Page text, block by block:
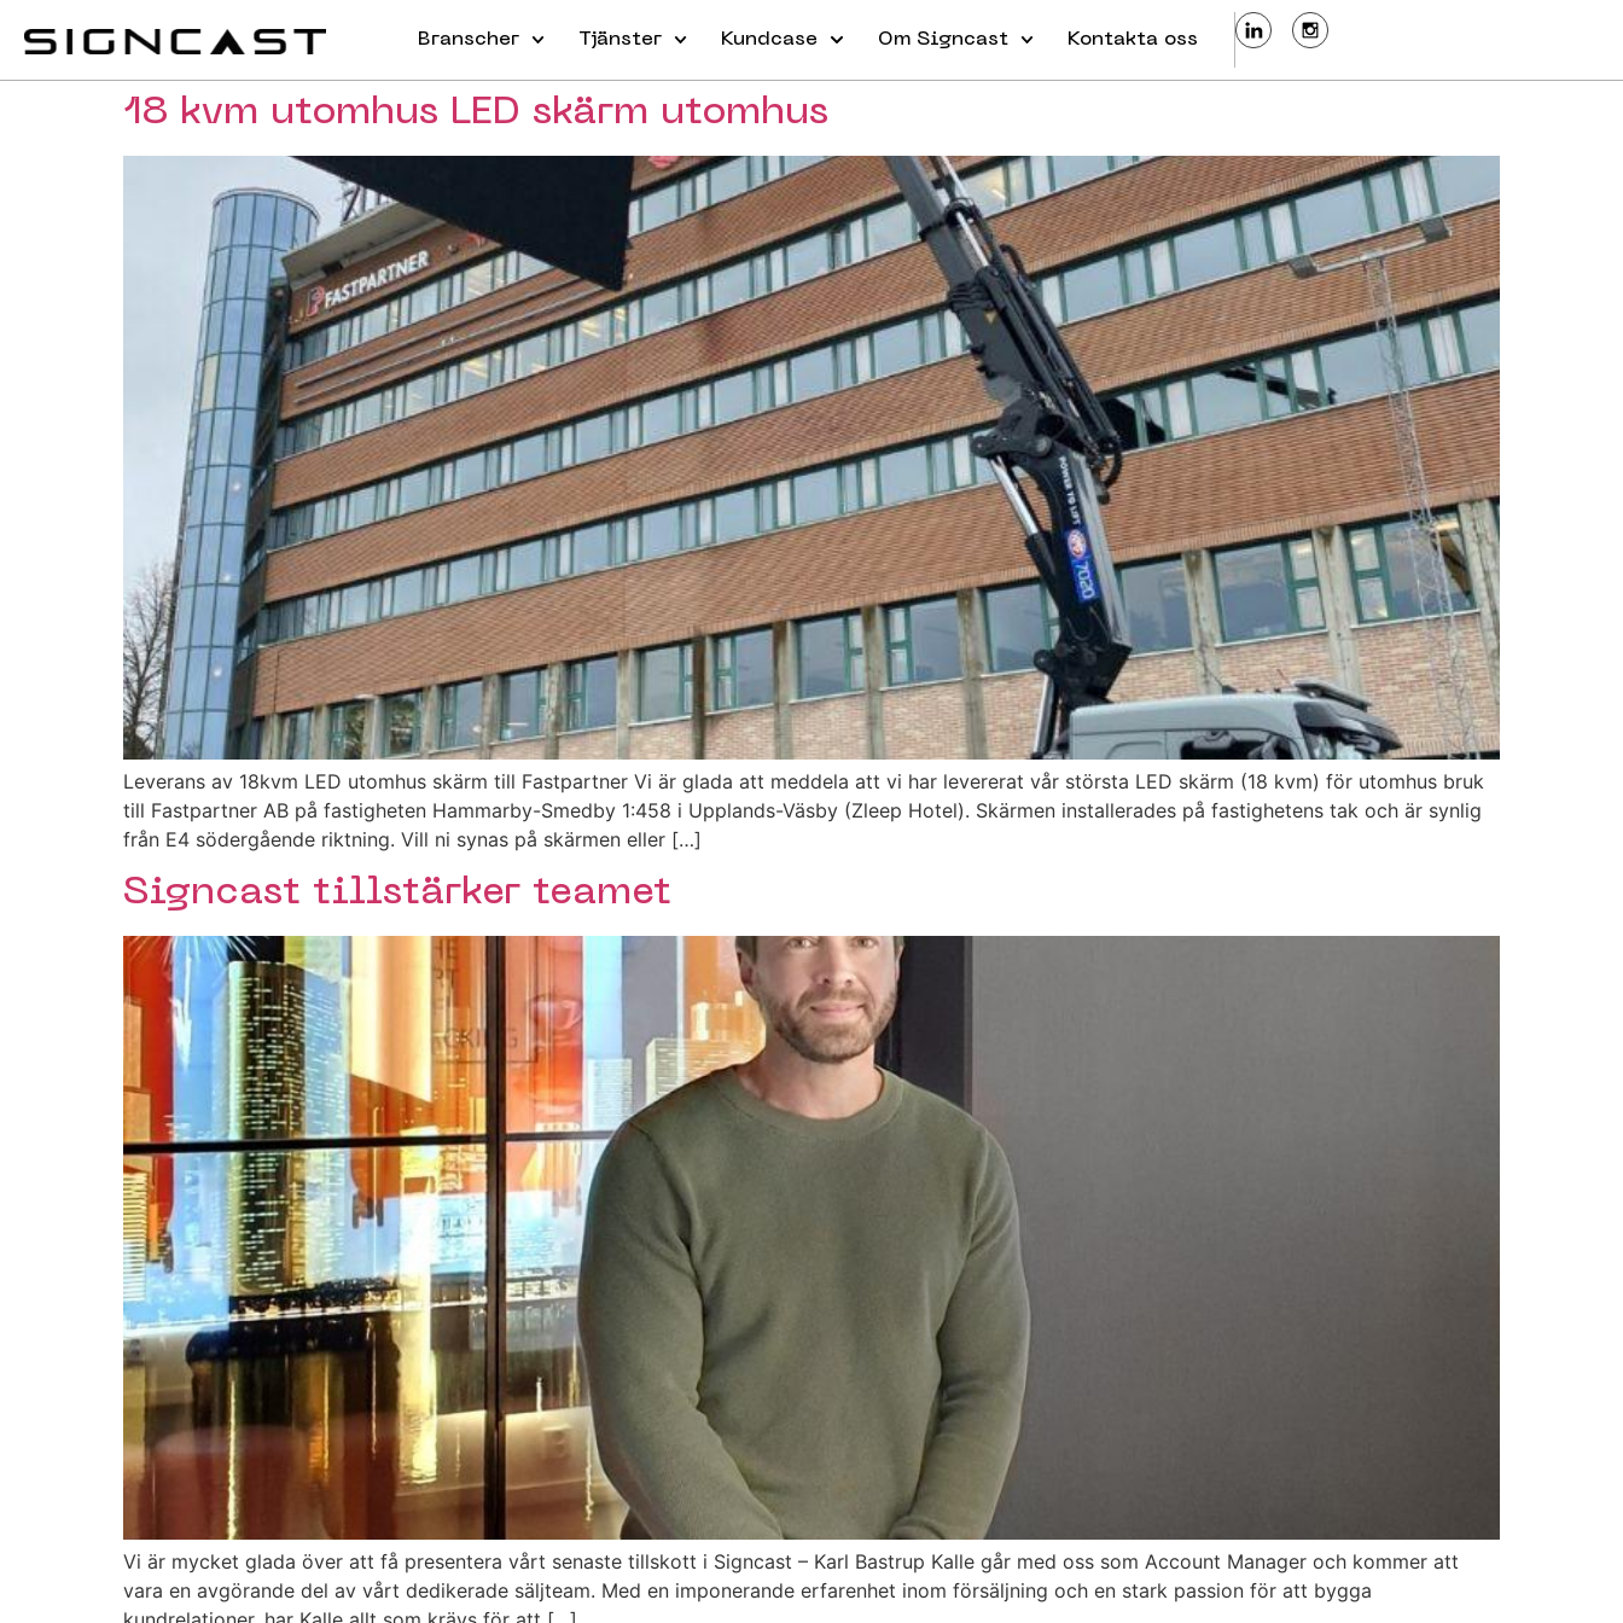
Branscher Tjänster Kundcase Om Signcast Kontakta oss
18 kvm utomhus LED skärm utomhus
Leverans av 18kvm LED utomhus skärm till Fastpartner Vi är glada att meddela att vi har levererat vår största LED skärm (18 kvm) för utomhus bruk
till Fastpartner AB på fastigheten Hammarby-Smedby 1:458 i Upplands-Väsby (Zleep Hotel). Skärmen installerades på fastighetens tak och är synlig
från E4 södergående riktning. Vill ni synas på skärmen eller […]
Signcast tillstärker teamet
Vi är mycket glada över att få presentera vårt senaste tillskott i Signcast – Karl Bastrup Kalle går med oss som Account Manager och kommer att
vara en avgörande del av vårt dedikerade säljteam. Med en imponerande erfarenhet inom försäljning och en stark passion för att bygga